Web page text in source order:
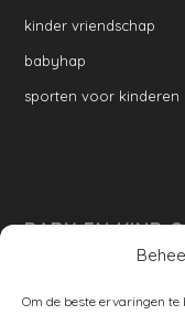
Om de beste ervaringen te
kinder vriendschap
babyhap
sporten voor kinderen
BABY EN KIND
Ontwikkeling per week